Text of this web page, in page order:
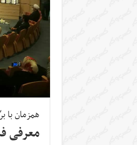
همزمان با
معرفی